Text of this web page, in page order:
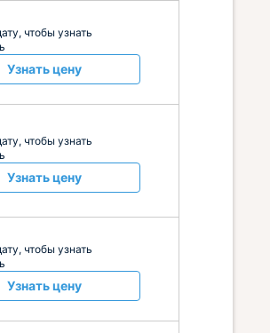
чтобы узнать
Узнать цену
чтобы узнать
Узнать цену
чтобы узнать
Узнать цену